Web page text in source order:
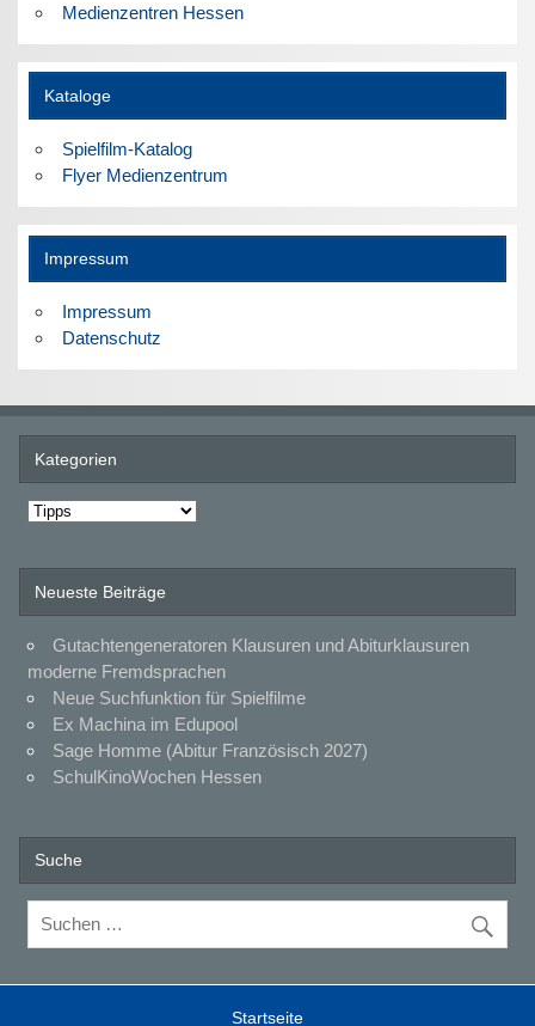
Medienzentren Hessen
Kataloge
Spielfilm-Katalog
Flyer Medienzentrum
Impressum
Impressum
Datenschutz
Kategorien
Kategorien
Neueste Beiträge
Gutachtengeneratoren Klausuren und Abiturklausuren
moderne Fremdsprachen
Neue Suchfunktion für Spielfilme
Ex Machina im Edupool
Sage Homme (Abitur Französisch 2027)
SchulKinoWochen Hessen
Suche
Startseite